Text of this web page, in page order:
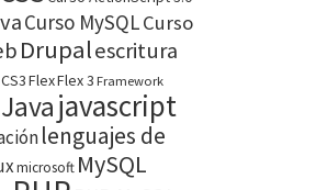
Curso MySQLCurso
Drupalescritura
FlexFlex 3 Framework
Javajavascript
lenguajes de
microsoft MySQL